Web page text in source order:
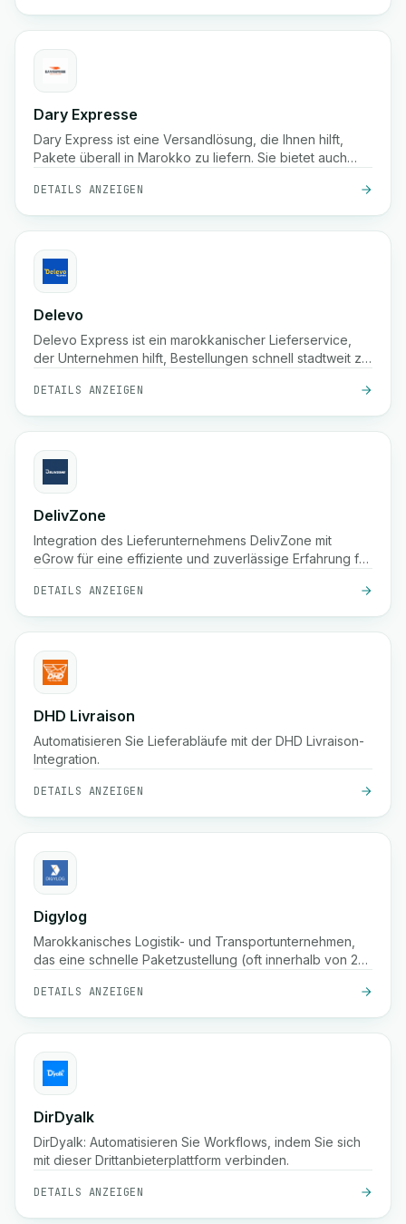
Dary Expresse
Dary Express ist eine Versandlösung, die Ihnen hilft,
Pakete überall in Marokko zu liefern. Sie bietet auch
verwalten und bietet viele zusätzliche Vorteile.
DETAILS ANZEIGEN
Delevo
Delevo Express ist ein marokkanischer Lieferservice,
der Unternehmen hilft, Bestellungen schnell stadtweit zu
Abfertigung und zuverlässiger Zustellung auf der letzten
Meile, um sicherzustellen, dass Pakete pünktlich bei den
Kunden ankommen.
DETAILS ANZEIGEN
DelivZone
Integration des Lieferunternehmens DelivZone mit
eGrow für eine effiziente und zuverlässige Erfahrung für
DETAILS ANZEIGEN
DHD Livraison
Automatisieren Sie Lieferabläufe mit der DHD Livraison-
Integration.
DETAILS ANZEIGEN
Digylog
Marokkanisches Logistik- und Transportunternehmen,
das eine schnelle Paketzustellung (oft innerhalb von 24
und eine breite Abdeckung in Hunderten von Städten in
Marokko anbietet
DETAILS ANZEIGEN
DirDyalk
DirDyalk: Automatisieren Sie Workflows, indem Sie sich
mit dieser Drittanbieterplattform verbinden.
DETAILS ANZEIGEN